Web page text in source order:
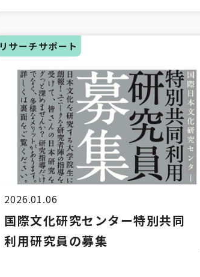
リサーチサポート
2026.01.06
国際文化研究センター特別共同
利用研究員の募集